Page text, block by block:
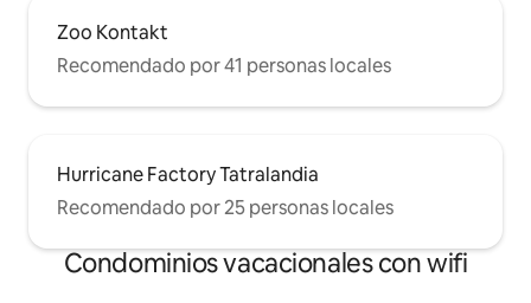
Zoo Kontakt
Recomendado por 41 personas locales
Hurricane Factory Tatralandia
Recomendado por 25 personas locales
Condominios vacacionales con wifi